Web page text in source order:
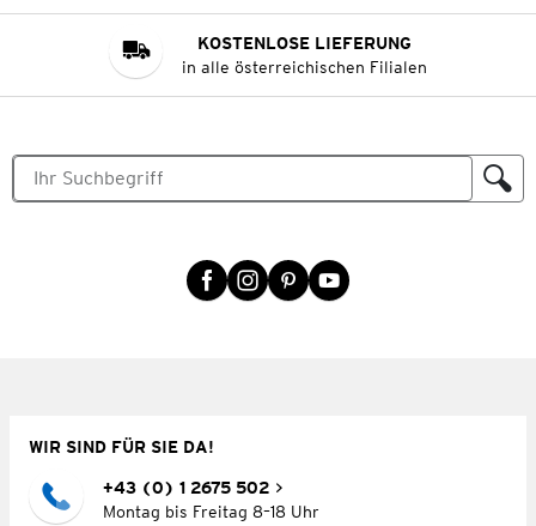
KOSTENLOSE LIEFERUNG
in alle österreichischen Filialen
WIR SIND FÜR SIE DA!
+43 (0) 1 2675 502
Montag bis Freitag 8–18 Uhr